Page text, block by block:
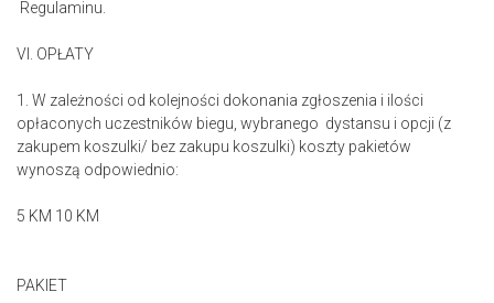
Regulaminu.
VI. OPŁATY
1. W zależności od kolejności dokonania zgłoszenia i ilości
opłaconych uczestników biegu, wybranego dystansu i opcji (z
zakupem koszulki/ bez zakupu koszulki) koszty pakietów
wynoszą odpowiednio:
5 KM 10 KM
PAKIET